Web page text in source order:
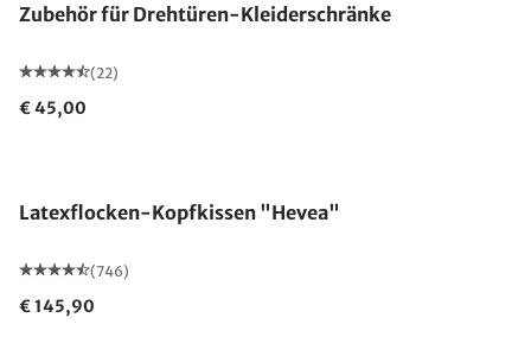
Zubehör für Drehtüren-Kleiderschränke
(22)
€ 45,00
Latexflocken-Kopfkissen "Hevea"
(746)
€ 145,90